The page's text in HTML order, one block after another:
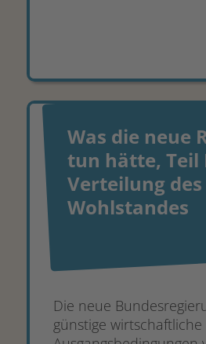
Was die neue
tun hätte, Teil
Verteilung des
Wohlstandes
Die neue
günstige wirtschaftliche